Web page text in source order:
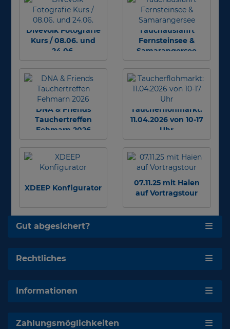
Divevolk Fotografie
Kurs / 08.06. und
24.06.
Tauchausfahrt
Fernsteinsee &
Samarangersee
DNA & Friends
Tauchertreffen
Fehmarn 2026
Taucherflohmarkt:
11.04.2026 von 10-17
Uhr
XDEEP Konfigurator
07.11.25 mit Haien
auf Vortragstour
Gut abgesichert?
Rechtliches
Informationen
Zahlungsmöglichkeiten